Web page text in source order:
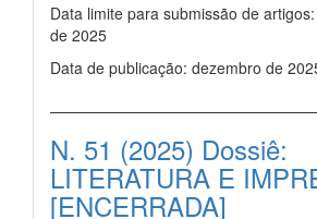
Data limite para submissão de
de 2025
Data de publicação: dezembro de
N. 51 (2025) Dossiê:
LITERATURA E
[ENCERRADA]